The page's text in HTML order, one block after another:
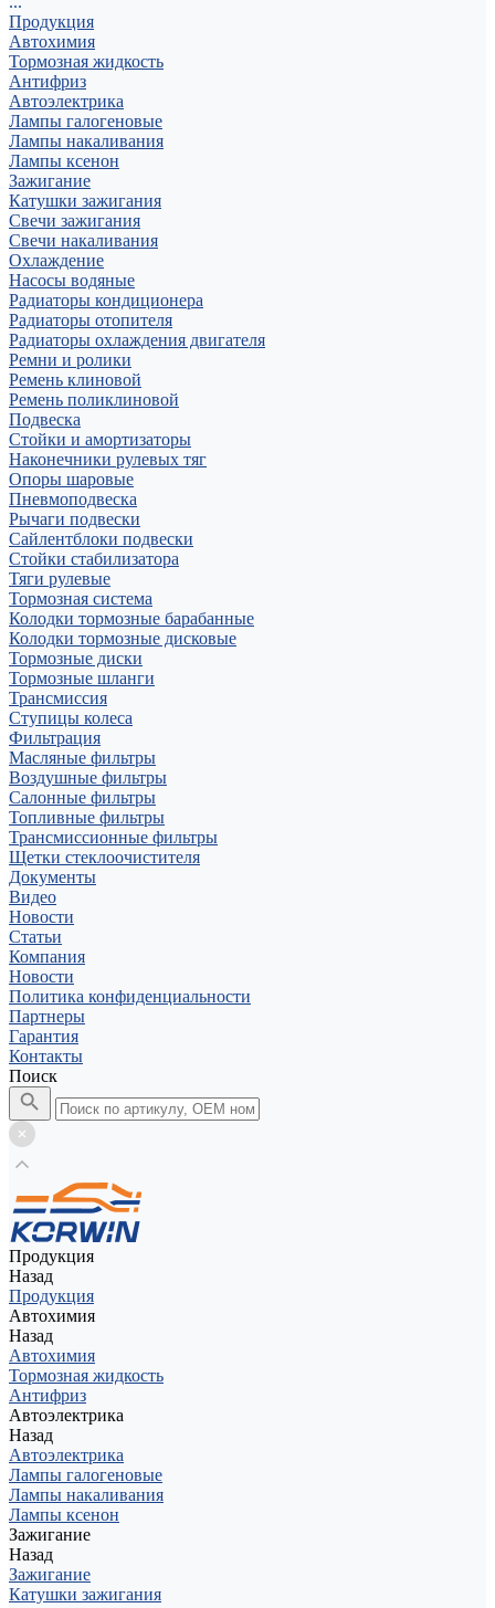
Продукция
Автохимия
Тормозная жидкость
Антифриз
Автоэлектрика
Лампы галогеновые
Лампы накаливания
Лампы ксенон
Зажигание
Катушки зажигания
Свечи зажигания
Свечи накаливания
Охлаждение
Насосы водяные
Радиаторы кондиционера
Радиаторы отопителя
Радиаторы охлаждения двигателя
Ремни и ролики
Ремень клиновой
Ремень поликлиновой
Подвеска
Стойки и амортизаторы
Наконечники рулевых тяг
Опоры шаровые
Пневмоподвеска
Рычаги подвески
Сайлентблоки подвески
Стойки стабилизатора
Тяги рулевые
Тормозная система
Колодки тормозные барабанные
Колодки тормозные дисковые
Тормозные диски
Тормозные шланги
Трансмиссия
Ступицы колеса
Фильтрация
Масляные фильтры
Воздушные фильтры
Салонные фильтры
Топливные фильтры
Трансмиссионные фильтры
Щетки стеклоочистителя
Документы
Видео
Новости
Статьи
Компания
Новости
Политика конфиденциальности
Партнеры
Гарантия
Контакты
Поиск
Продукция
Назад
Продукция
Автохимия
Назад
Автохимия
Тормозная жидкость
Антифриз
Автоэлектрика
Назад
Автоэлектрика
Лампы галогеновые
Лампы накаливания
Лампы ксенон
Зажигание
Назад
Зажигание
Катушки зажигания